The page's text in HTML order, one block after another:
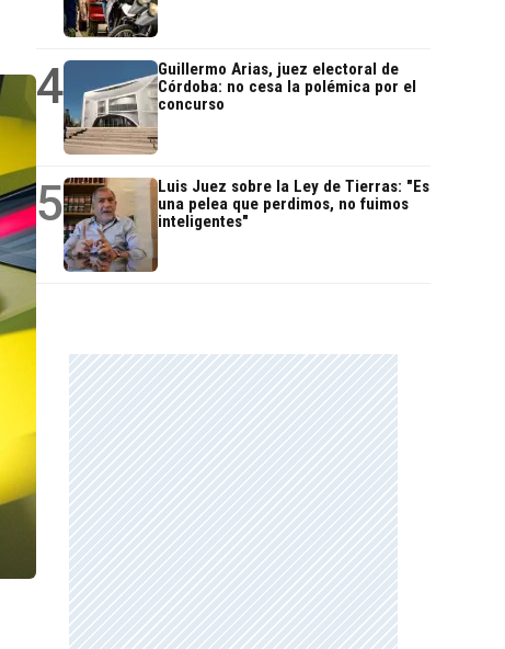
4
Guillermo Arias, juez electoral de
Córdoba: no cesa la polémica por el
concurso
5
Luis Juez sobre la Ley de Tierras: "Es
una pelea que perdimos, no fuimos
inteligentes"